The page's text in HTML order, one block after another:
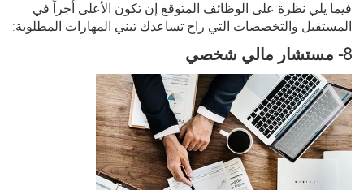
فيما يلي نظرة على الوظائف المتوقع إن تكون الأعلى أجراً في
المستقبل والتخصصات التي راح تساعدك تبني المهارات المطلوبة:
8- مستشار مالي شخصي